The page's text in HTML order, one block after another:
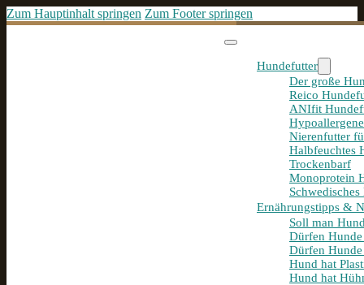
Zum Hauptinhalt springen Zum Footer springen
Hundefutter
Der große
Reico
ANIfit
Nierenfutter
Halbfeuchtes
Trockenbarf
Monoprotein
Ernährungstipps &
Soll man
Dürfen
Dürfen Hunde
Hund hat
Hund hat